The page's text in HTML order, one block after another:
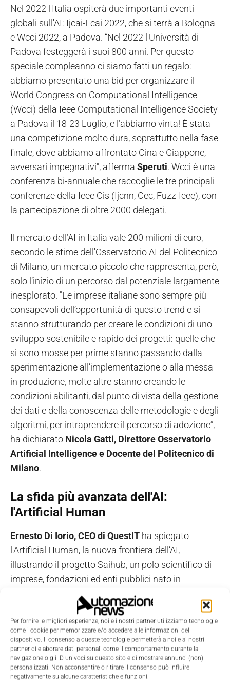
Per fornire le migliori esperienze, noi e i nostri partner utilizziamo tecnologie
come i cookie per memorizzare e/o accedere alle informazioni del
dispositivo. Il consenso a queste tecnologie permetterà a noi e ai nostri
partner di elaborare dati personali come il comportamento durante la
navigazione o gli ID univoci su questo sito e di mostrare annunci (non)
personalizzati. Non acconsentire o ritirare il consenso può influire
negativamente su alcune caratteristiche e funzioni.
Nel 2022 l'Italia ospiterà due importanti eventi
globali sull'AI: Ijcai-Ecai 2022, che si terrà a Bologna
e Wcci 2022, a Padova. “Nel 2022 l'Università di
Padova festeggerà i suoi 800 anni. Per questo
speciale compleanno ci siamo fatti un regalo:
abbiamo presentato una bid per organizzare il
World Congress on Computational Intelligence
(Wcci) della Ieee Computational Intelligence Society
a Padova il 18-23 Luglio, e l’abbiamo vinta! È stata
una competizione molto dura, soprattutto nella fase
finale, dove abbiamo affrontato Cina e Giappone,
avversari impegnativi", afferma Speruti. Wcci è una
conferenza bi-annuale che raccoglie le tre principali
conferenze della Ieee Cis (Ijcnn, Cec, Fuzz-Ieee), con
la partecipazione di oltre 2000 delegati.
Il mercato dell’AI in Italia vale 200 milioni di euro,
secondo le stime dell'Osservatorio AI del Politecnico
di Milano, un mercato piccolo che rappresenta, però,
solo l’inizio di un percorso dal potenziale largamente
inesplorato. "Le imprese italiane sono sempre più
consapevoli dell’opportunità di questo trend e si
stanno strutturando per creare le condizioni di uno
sviluppo sostenibile e rapido dei progetti: quelle che
si sono mosse per prime stanno passando dalla
sperimentazione all’implementazione o alla messa
in produzione, molte altre stanno creando le
condizioni abilitanti, dal punto di vista della gestione
dei dati e della conoscenza delle metodologie e degli
algoritmi, per intraprendere il percorso di adozione”,
ha dichiarato Nicola Gatti, Direttore Osservatorio
Artificial Intelligence e Docente del Politecnico di
Milano.
La sfida più avanzata dell'AI:
l'Artificial Human
Ernesto Di Iorio, CEO di QuestIT ha spiegato
l'Artificial Human, la nuova frontiera dell’AI,
illustrando il progetto Saihub, un polo scientifico di
imprese, fondazioni ed enti pubblici nato in
collaborazione con Fondazione Toscana Life
Sciences a Siena. “Siamo alle soglie di una
rivoluzione che ci impone di affrontare il rapporto
futuro tra essere umano e macchine intelligenti, al
fine di preservare l’umano nella sua ricchezza
culturale e materiale. La visione di QuestIT è quella
di unire machine learning, deep learning e data